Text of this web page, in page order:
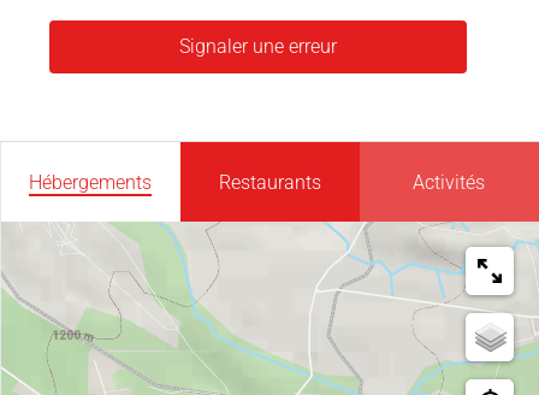
Signaler une erreur
Hébergements Restaurants Activités